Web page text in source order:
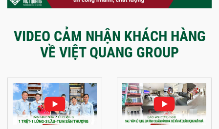
VIDEO CẢM NHẬN KHÁCH HÀNG
VỀ VIỆT QUANG GROUP